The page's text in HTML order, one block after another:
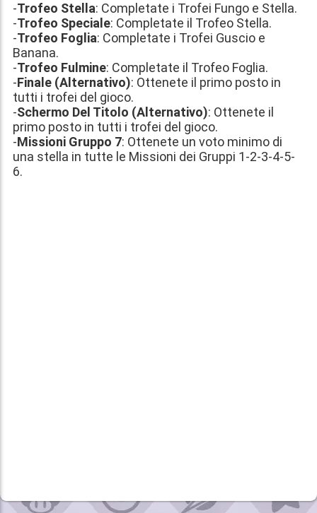
-Trofeo Stella: Completate i Trofei Fungo e Stella.
-Trofeo Speciale: Completate il Trofeo Stella.
-Trofeo Foglia: Completate i Trofei Guscio e
Banana.
-Trofeo Fulmine: Completate il Trofeo Foglia.
-Finale (Alternativo): Ottenete il primo posto in
tutti i trofei del gioco.
-Schermo Del Titolo (Alternativo): Ottenete il
primo posto in tutti i trofei del gioco.
-Missioni Gruppo 7: Ottenete un voto minimo di
una stella in tutte le Missioni dei Gruppi 1-2-3-4-5-
6.